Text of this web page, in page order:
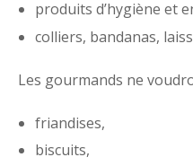
produits d’hygiène et
colliers, bandanas,
Les gourmands ne
friandises,
biscuits,